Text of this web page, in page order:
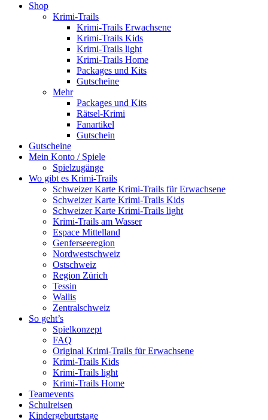
Shop
Krimi-Trails
Krimi-Trails Erwachsene
Krimi-Trails Kids
Krimi-Trails light
Krimi-Trails Home
Packages und Kits
Gutscheine
Mehr
Packages und Kits
Rätsel-Krimi
Fanartikel
Gutschein
Gutscheine
Mein Konto / Spiele
Spielzugänge
Wo gibt es Krimi-Trails
Schweizer Karte Krimi-Trails für Erwachsene
Schweizer Karte Krimi-Trails Kids
Schweizer Karte Krimi-Trails light
Krimi-Trails am Wasser
Espace Mittelland
Genferseeregion
Nordwestschweiz
Ostschweiz
Region Zürich
Tessin
Wallis
Zentralschweiz
So geht’s
Spielkonzept
FAQ
Original Krimi-Trails für Erwachsene
Krimi-Trails Kids
Krimi-Trails light
Krimi-Trails Home
Teamevents
Schulreisen
Kindergeburtstage